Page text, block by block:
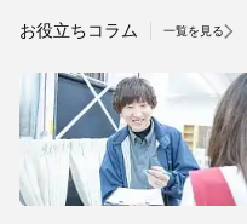
お役立ちコラム 一覧を見る